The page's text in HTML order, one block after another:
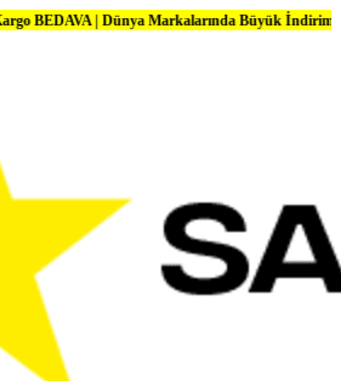
| Dünya Markalarında Büyük İndirimler